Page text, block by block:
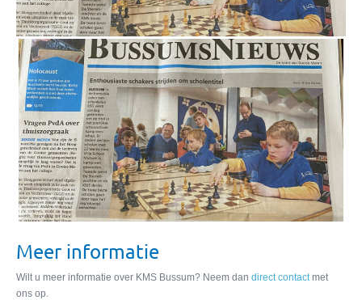
Wandelen voor Water Online onderwijs op de rit
Meer informatie
Wilt u meer informatie over KMS Bussum? Neem dan direct contact met
ons op.